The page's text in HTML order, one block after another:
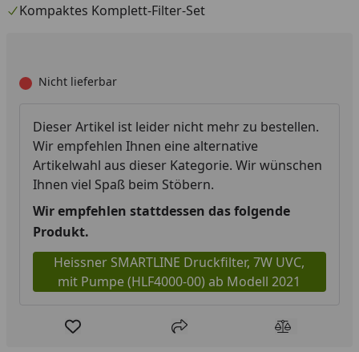
Kompaktes Komplett-Filter-Set
Nicht lieferbar
Dieser Artikel ist leider nicht mehr zu bestellen.
Wir empfehlen Ihnen eine alternative
Artikelwahl aus dieser Kategorie. Wir wünschen
Ihnen viel Spaß beim Stöbern.
Wir empfehlen stattdessen das folgende
Produkt.
Heissner SMARTLINE Druckfilter, 7W UVC,
mit Pumpe (HLF4000-00) ab Modell 2021
Produkt zur Wunschliste hinzufügen
Teilen Produkt